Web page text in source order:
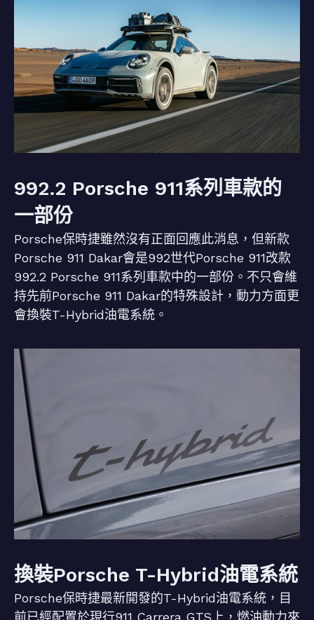
992.2 Porsche 911系列車款的
一部份
Porsche保時捷雖然沒有正面回應此消息，但新款
Porsche 911 Dakar會是992世代Porsche 911改款
992.2 Porsche 911系列車款中的一部份。不只會維
持先前Porsche 911 Dakar的特殊設計，動力方面更
會換裝T-Hybrid油電系統。
換裝Porsche T-Hybrid油電系統
Porsche保時捷最新開發的T-Hybrid油電系統，目
前已經配置於現行911 Carrera GTS上，燃油動力來